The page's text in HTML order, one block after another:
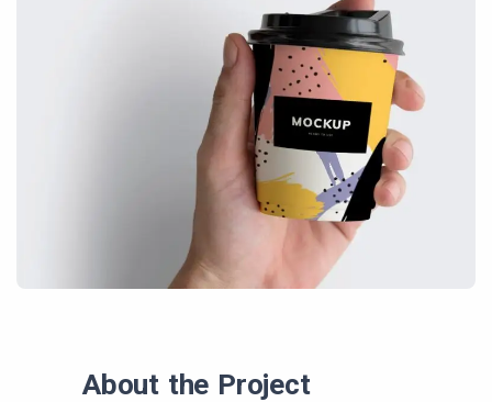
About the Project